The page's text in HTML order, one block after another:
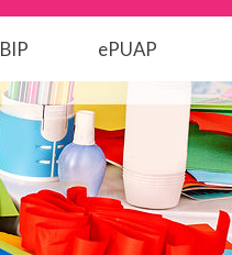
BIP ePUAP